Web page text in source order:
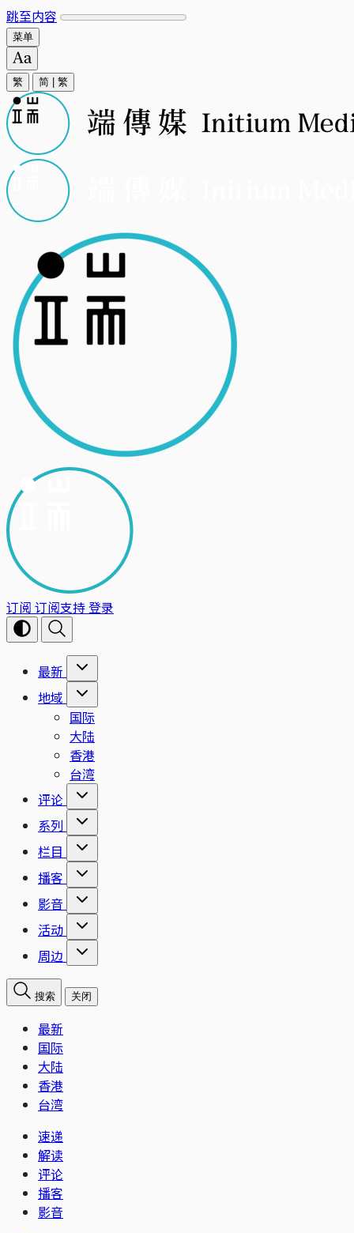
跳至内容
菜单
繁 简 繁
订阅 订阅支持登录
最新
地域
国际
大陆
香港
台湾
评论
系列
栏目
播客
影音
活动
周边
搜索 关闭
最新
国际
大陆
香港
台湾
速递
解读
评论
播客
影音